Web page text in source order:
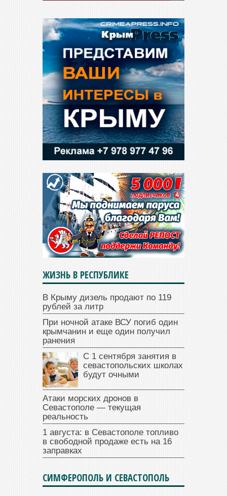
ЖИЗНЬ В РЕСПУБЛИКЕ
В Крыму дизель продают по 119
рублей за литр
При ночной атаке ВСУ погиб один
крымчанин и еще один получил
ранения
С 1 сентября занятия в
севастопольских школах
будут очными
Атаки морских дронов в
Севастополе — текущая
реальность
1 августа: в Севастополе топливо
в свободной продаже есть на 16
заправках
СИМФЕРОПОЛЬ И СЕВАСТОПОЛЬ